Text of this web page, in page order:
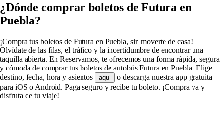
¿Dónde comprar boletos de Futura en
Puebla?
¡Compra tus boletos de Futura en Puebla, sin moverte de casa!
Olvídate de las filas, el tráfico y la incertidumbre de encontrar una
taquilla abierta. En Reservamos, te ofrecemos una forma rápida, segura
y cómoda de comprar tus boletos de autobús Futura en Puebla. Elige
destino, fecha, hora y asientos
aquí
o descarga nuestra app gratuita
para iOS o Android. Paga seguro y recibe tu boleto. ¡Compra ya y
disfruta de tu viaje!